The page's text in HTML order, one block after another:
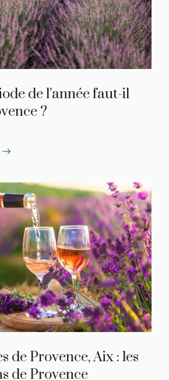
de l’année faut-il
?
de Provence, Aix : les
de Provence